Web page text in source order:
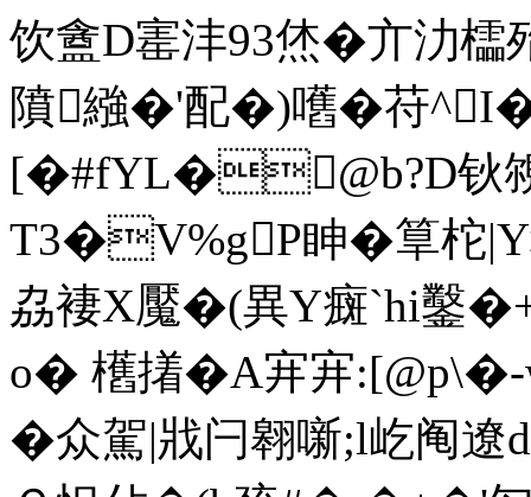
饮盦D寚沣93烋�亣氻
隫繈�'配�)嚿� 苻
[�#fYL�@b?D钬
T3�V%gP眒�筸柁
劦褄X魘�(異Y癍`hi鑿
o� 欍撯�A宑宑
�众駕|戕闩翱噺;l屹阄